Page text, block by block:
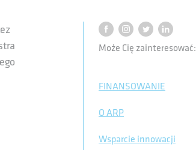
Może Cię zainteresować:
FINANSOWANIE
O ARP
Wsparcie innowacji